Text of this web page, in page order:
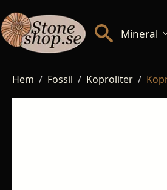
Mineral
Hem Fossil Koproliter